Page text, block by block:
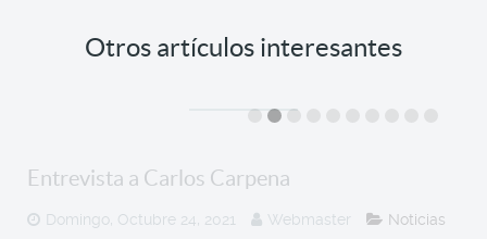
Otros artículos interesantes
Entrevista a Carlos Carpena
Domingo, Octubre 24, 2021 Webmaster
Noticias